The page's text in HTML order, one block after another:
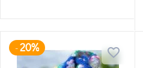
-20%